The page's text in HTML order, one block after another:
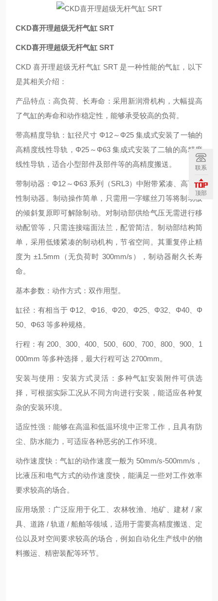
CKD喜开理超级无杆气缸 SRT
CKD喜开理超级无杆气缸 SRT
CKD 喜开理超级无杆气缸 SRT 是一种性能的气缸，以下
是其相关介绍：
产品特点：高负荷、长寿命：采用新润滑机构，大幅提高
了气缸的寿命和动作稳定性，能够承受较高的负荷。
带高精度导轨：缸径尺寸 Φ12～Φ25 集成式安装了一轴的
高精度线性导轨，Φ25～Φ63 集成式安装了二轴的高精度
线性导轨，适合小型部件及部件等的高精度搬送。
带制动器：Φ12～Φ63 系列（SRL3）中附带紧凑、高可靠
性制动器。制动操作简单，只需用一字螺丝刀等将制动板
的倾斜复原即可解除制动。对制动部供给气压无需进行移
动配管等，只需连接端面法兰，配管简洁。制动部结构简
单，采用低矮紧凑的制动机构，节省空间。其重复停止精
度为 ±1.5mm（无负荷时 300mm/s），制动器耐久长寿
命。
基本参数：动作方式：双作用型。
缸径：有相当于 Φ12、Φ16、Φ20、Φ25、Φ32、Φ40、Φ
50、Φ63 等多种规格。
行程：有 200、300、400、500、600、700、800、900、1
000mm 等多种选择，最大行程可达 2700mm。
安装与使用：安装方式灵活：多种气缸安装附件可供选
择，可根据实际工况从不同方向进行安装，能适应各种复
杂的安装环境。
适应性强：能够在高温和低温环境中正常工作，且具有防
尘、防水能力，可适应各种恶劣的工作环境。
动作速度快：气缸的动作速度一般为 50mm/s-500mm/s，
比液压和电气方式的动作速度快，能满足一些对工作效率
要求较高的场合。
应用场景：广泛应用于化工、农林牧渔、地矿、建材 / 家
具、道路 / 轨道 / 船舶等领域，适用于需要高精度搬送、定
位以及对空间要求较高的场合，例如自动化生产线中的物
料搬运、精密装配等环节。
联系
顶部